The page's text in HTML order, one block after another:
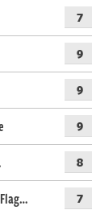
7
9
9
9
8
7